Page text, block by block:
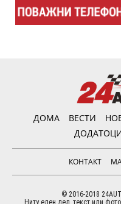
ДОМА ВЕСТИ
КОНТАКТ
© 2016-2018
Ниту еден дел, текст или